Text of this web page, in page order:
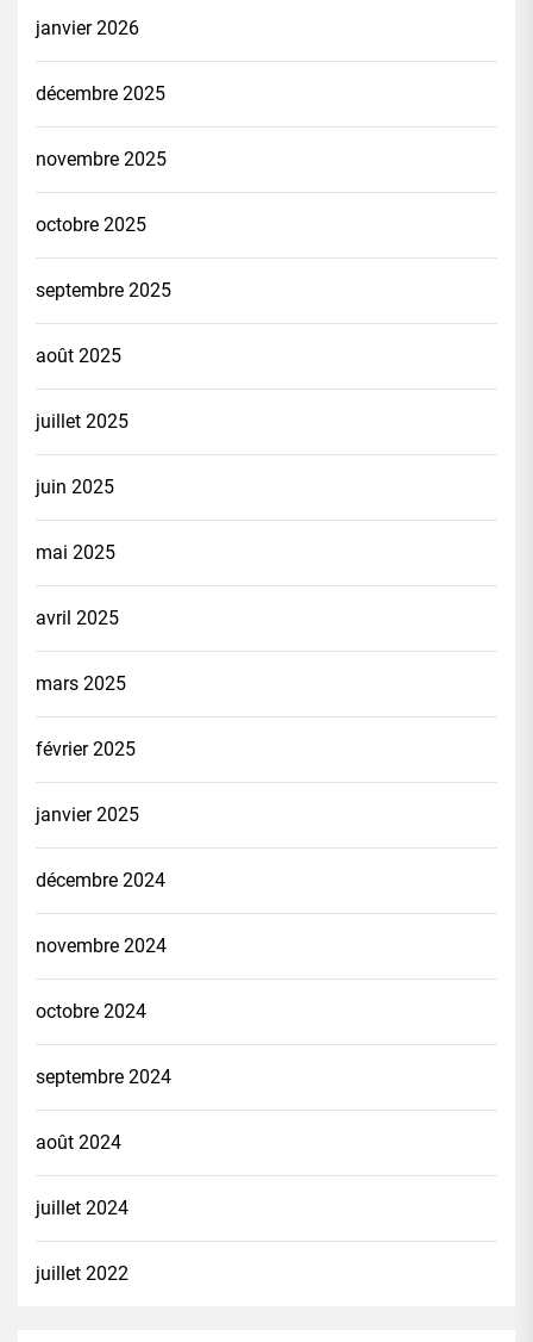
janvier 2026
décembre 2025
novembre 2025
octobre 2025
septembre 2025
août 2025
juillet 2025
juin 2025
mai 2025
avril 2025
mars 2025
février 2025
janvier 2025
décembre 2024
novembre 2024
octobre 2024
septembre 2024
août 2024
juillet 2024
juillet 2022